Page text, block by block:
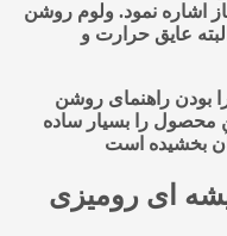
اشاره نمود. ولوم روشن
عایق حرارت و
بودن راهنمای روشن
محصول را بسیار ساده
آن بخشیده است
ای رومیزی